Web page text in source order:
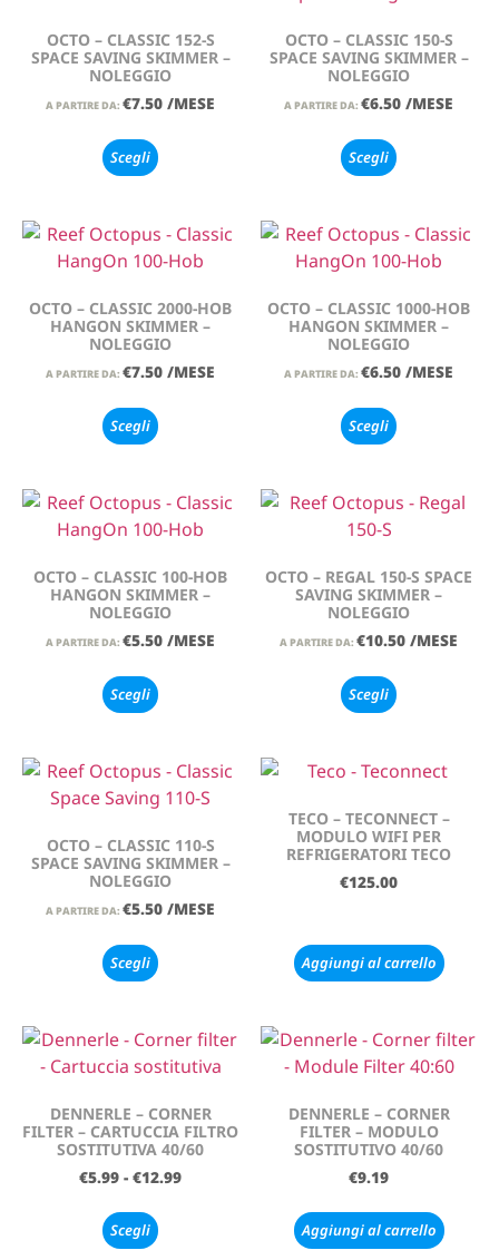
OCTO – CLASSIC 152-S
SPACE SAVING SKIMMER –
NOLEGGIO
A PARTIRE DA: €7.50 /MESE
Scegli
OCTO – CLASSIC 150-S
SPACE SAVING SKIMMER –
NOLEGGIO
A PARTIRE DA: €6.50 /MESE
Scegli
OCTO – CLASSIC 2000-HOB
HANGON SKIMMER –
NOLEGGIO
A PARTIRE DA: €7.50 /MESE
Scegli
OCTO – CLASSIC 1000-HOB
HANGON SKIMMER –
NOLEGGIO
A PARTIRE DA: €6.50 /MESE
Scegli
OCTO – CLASSIC 100-HOB
HANGON SKIMMER –
NOLEGGIO
A PARTIRE DA: €5.50 /MESE
Scegli
OCTO – REGAL 150-S SPACE
SAVING SKIMMER –
NOLEGGIO
A PARTIRE DA: €10.50 /MESE
Scegli
OCTO – CLASSIC 110-S
SPACE SAVING SKIMMER –
NOLEGGIO
A PARTIRE DA: €5.50 /MESE
Scegli
TECO – TECONNECT –
MODULO WIFI PER
REFRIGERATORI TECO
€125.00
Aggiungi al carrello
DENNERLE – CORNER
FILTER – CARTUCCIA FILTRO
SOSTITUTIVA 40/60
€5.99 - €12.99
Scegli
DENNERLE – CORNER
FILTER – MODULO
SOSTITUTIVO 40/60
€9.19
Aggiungi al carrello